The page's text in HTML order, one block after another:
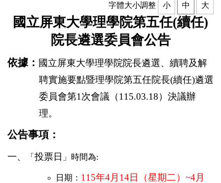
字體大小調整 小 中 大
國立屏東大學理學院第五任(續任)
院長遴選委員會公告
依據： 國立屏東大學理學院院長遴選、續聘及解
聘實施要點暨理學院第五任院長(續任)遴選
委員會第1 次會議（115.03.18）決議辦
理。
公告事項：
一、 「投票日 」時間為:
日期： 115年4月14日（星期二）~4月